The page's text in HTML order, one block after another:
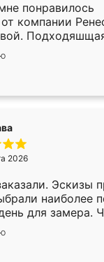
понравилось
компании
изготовления.
Владислав
эскизу
2026
Эскизы
наиболее
для замера.
уже готова.
Спасибо
работу!